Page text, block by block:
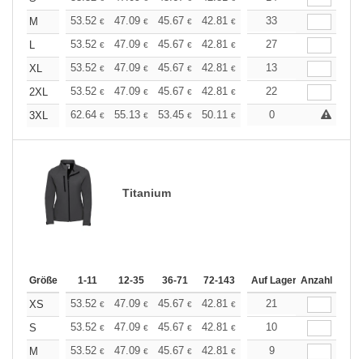
M
53.52 € 47.09 € 45.67 € 42.81 € 40.67€
33
L
53.52 € 47.09 € 45.67 € 42.81 € 40.67€
27
XL
53.52 € 47.09 € 45.67 € 42.81 € 40.67€
13
2XL
53.52 € 47.09 € 45.67 € 42.81 € 40.67€
22
3XL
62.64 € 55.13 € 53.45 € 50.11 € 47.61 €
0
Titanium
Größe 1-11 12-35 36-71 72-143 144-287 288 +
Auf Lager Anzahl
XS 53.52 € 47.09 € 45.67 € 42.81 € 40.67€
21
S
53.52 € 47.09 € 45.67 € 42.81 € 40.67€
10
M
53.52 € 47.09 € 45.67 € 42.81 € 40.67
9